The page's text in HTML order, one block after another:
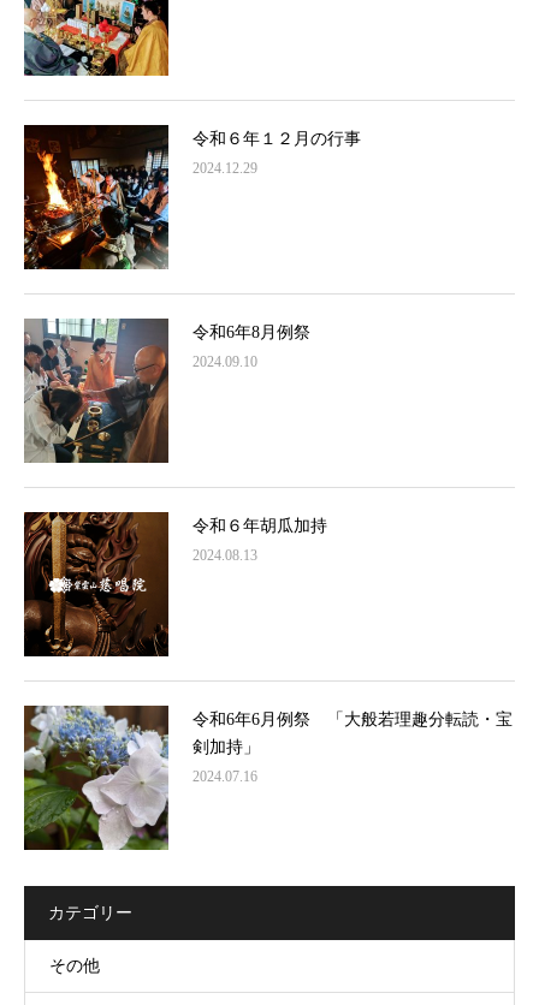
令和６年１２月の行事
2024.12.29
令和6年8月例祭
2024.09.10
令和６年胡瓜加持
2024.08.13
令和6年6月例祭 「大般若理趣分転読・宝
剣加持」
2024.07.16
カテゴリー
その他